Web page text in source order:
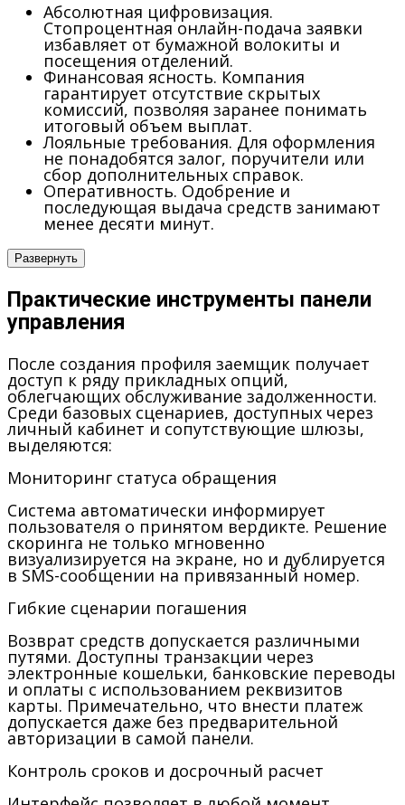
Абсолютная цифровизация.
Стопроцентная онлайн-подача заявки
избавляет от бумажной волокиты и
посещения отделений.
Финансовая ясность. Компания
гарантирует отсутствие скрытых
комиссий, позволяя заранее понимать
итоговый объем выплат.
Лояльные требования. Для оформления
не понадобятся залог, поручители или
сбор дополнительных справок.
Оперативность. Одобрение и
последующая выдача средств занимают
менее десяти минут.
Развернуть
Практические инструменты панели
управления
После создания профиля заемщик получает
доступ к ряду прикладных опций,
облегчающих обслуживание задолженности.
Среди базовых сценариев, доступных через
личный кабинет и сопутствующие шлюзы,
выделяются:
Мониторинг статуса обращения
Система автоматически информирует
пользователя о принятом вердикте. Решение
скоринга не только мгновенно
визуализируется на экране, но и дублируется
в SMS-сообщении на привязанный номер.
Гибкие сценарии погашения
Возврат средств допускается различными
путями. Доступны транзакции через
электронные кошельки, банковские переводы
и оплаты с использованием реквизитов
карты. Примечательно, что внести платеж
допускается даже без предварительной
авторизации в самой панели.
Контроль сроков и досрочный расчет